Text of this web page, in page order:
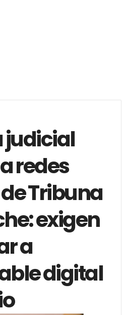
judicial
redes
Tribuna
exigen
a
digital